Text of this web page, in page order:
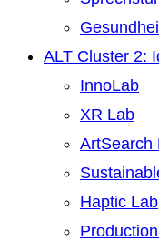
ALT Cluster 2:
InnoLab
XR Lab
ArtSearch
Haptic Lab